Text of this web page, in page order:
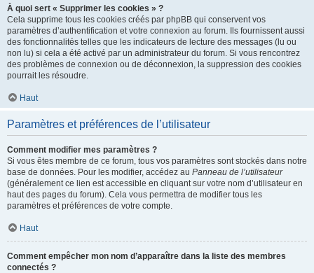
À quoi sert « Supprimer les cookies » ?
Cela supprime tous les cookies créés par phpBB qui conservent vos
paramètres d’authentification et votre connexion au forum. Ils fournissent aussi
des fonctionnalités telles que les indicateurs de lecture des messages (lu ou
non lu) si cela a été activé par un administrateur du forum. Si vous rencontrez
des problèmes de connexion ou de déconnexion, la suppression des cookies
pourrait les résoudre.
Haut
Paramètres et préférences de l’utilisateur
Comment modifier mes paramètres ?
Si vous êtes membre de ce forum, tous vos paramètres sont stockés dans notre
base de données. Pour les modifier, accédez au Panneau de l’utilisateur
(généralement ce lien est accessible en cliquant sur votre nom d’utilisateur en
haut des pages du forum). Cela vous permettra de modifier tous les
paramètres et préférences de votre compte.
Haut
Comment empêcher mon nom d’apparaître dans la liste des membres
connectés ?